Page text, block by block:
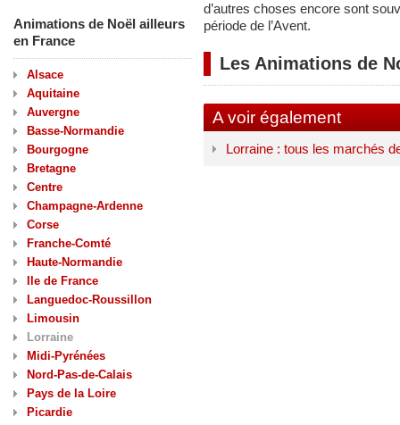
Animations de Noël ailleurs
en France
Alsace
Aquitaine
Auvergne
Basse-Normandie
Bourgogne
Bretagne
Centre
Champagne-Ardenne
Corse
Franche-Comté
Haute-Normandie
Ile de France
Languedoc-Roussillon
Limousin
Lorraine
Midi-Pyrénées
Nord-Pas-de-Calais
Pays de la Loire
Picardie
d’autres choses encore sont
période de l’Avent.
Les Animations de
A voir également
Lorraine : tous les marchés